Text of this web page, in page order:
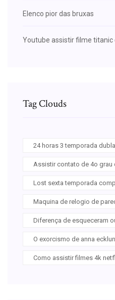
Elenco pior das bruxas
Youtube assistir filme titanic
Tag Clouds
24 horas 3 temporada
Assistir contato de 4o grau
Lost sexta temporada
Maquina de relogio de
Diferença de esqueceram
O exorcismo de anna
Como assistir filmes 4k